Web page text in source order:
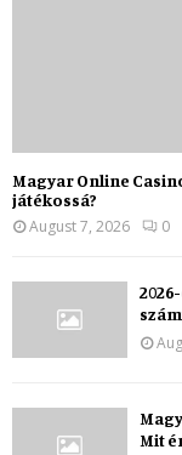
Magyar Online
játékossá?
August 7, 2026
0
Mit